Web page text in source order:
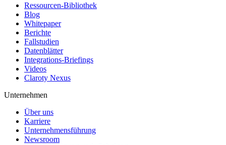
Ressourcen-Bibliothek
Blog
Whitepaper
Berichte
Fallstudien
Datenblätter
Integrations-Briefings
Videos
Claroty Nexus
Unternehmen
Über uns
Karriere
Unternehmensführung
Newsroom